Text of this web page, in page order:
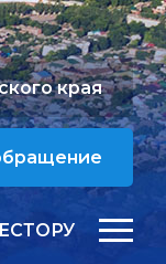
края